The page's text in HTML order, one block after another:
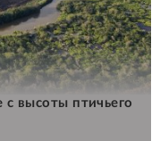
высоты птичьего